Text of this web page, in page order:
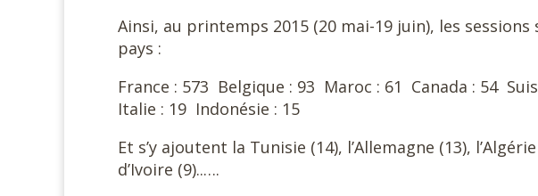
Ainsi, au printemps 2015 (20 mai-19 juin), les
pays :
France : 573 Belgique : 93 Maroc : 61 Canada : 54
Italie : 19 Indonésie : 15
Et s’y ajoutent la Tunisie (14), l’Allemagne (13),
d’Ivoire (9)..….